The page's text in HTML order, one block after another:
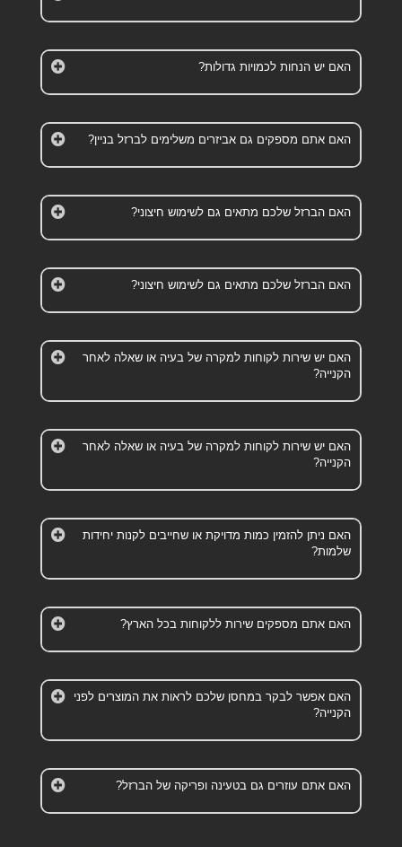
האם יש הנחות לכמויות גדולות?
האם אתם מספקים גם אביזרים משלימים לברזל בניין?
האם הברזל שלכם מתאים גם לשימוש חיצוני?
האם הברזל שלכם מתאים גם לשימוש חיצוני?
האם יש שירות לקוחות למקרה של בעיה או שאלה לאחר
הקנייה?
האם יש שירות לקוחות למקרה של בעיה או שאלה לאחר
הקנייה?
האם ניתן להזמין כמות מדויקת או שחייבים לקנות יחידות
שלמות?
האם אתם מספקים שירות ללקוחות בכל הארץ?
האם אפשר לבקר במחסן שלכם לראות את המוצרים לפני
הקנייה?
האם אתם עוזרים גם בטעינה ופריקה של הברזל?